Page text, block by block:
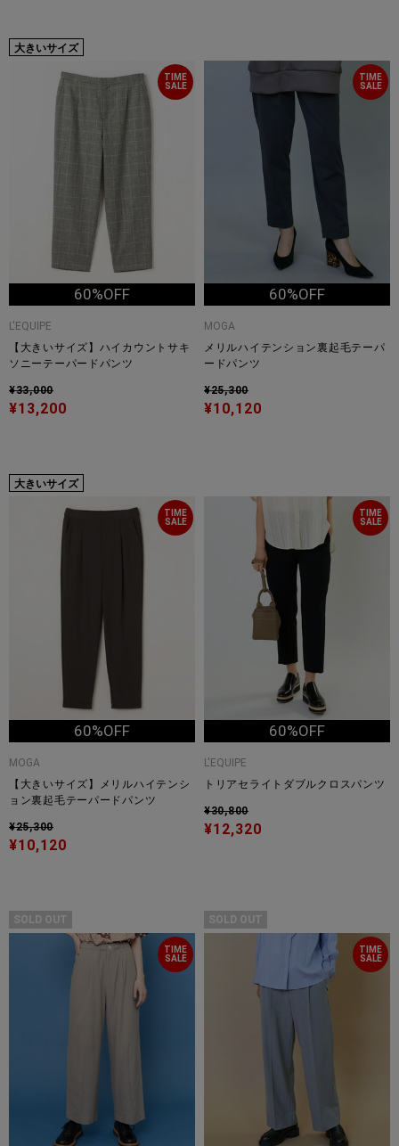
大きいサイズ
TIME
SALE
60%OFF
L'EQUIPE
【大きいサイズ】ハイカウントサキ
ソニーテーパードパンツ
¥33,000
¥13,200
TIME
SALE
60%OFF
MOGA
メリルハイテンション裏起毛テーパ
ードパンツ
¥25,300
¥10,120
大きいサイズ
TIME
SALE
60%OFF
MOGA
【大きいサイズ】メリルハイテンシ
ョン裏起毛テーパードパンツ
¥25,300
¥10,120
TIME
SALE
60%OFF
L'EQUIPE
トリアセライトダブルクロスパンツ
¥30,800
¥12,320
SOLD OUT
TIME
SALE
SOLD OUT
TIME
SALE